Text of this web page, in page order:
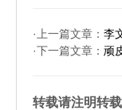
·上一篇文章： 李
·下一篇文章： 顽
转载请注明转载